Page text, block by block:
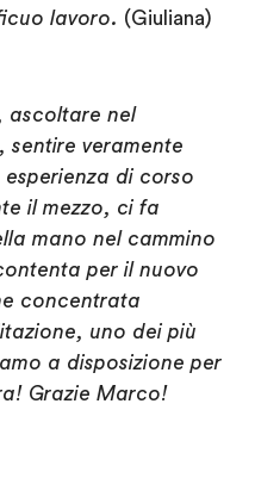
lavoro. (Giuliana)
ascoltare nel
sentire veramente
di corso
il mezzo, ci fa
mano nel cammino
per il nuovo
concentrata
uno dei più
a disposizione per
Grazie Marco!